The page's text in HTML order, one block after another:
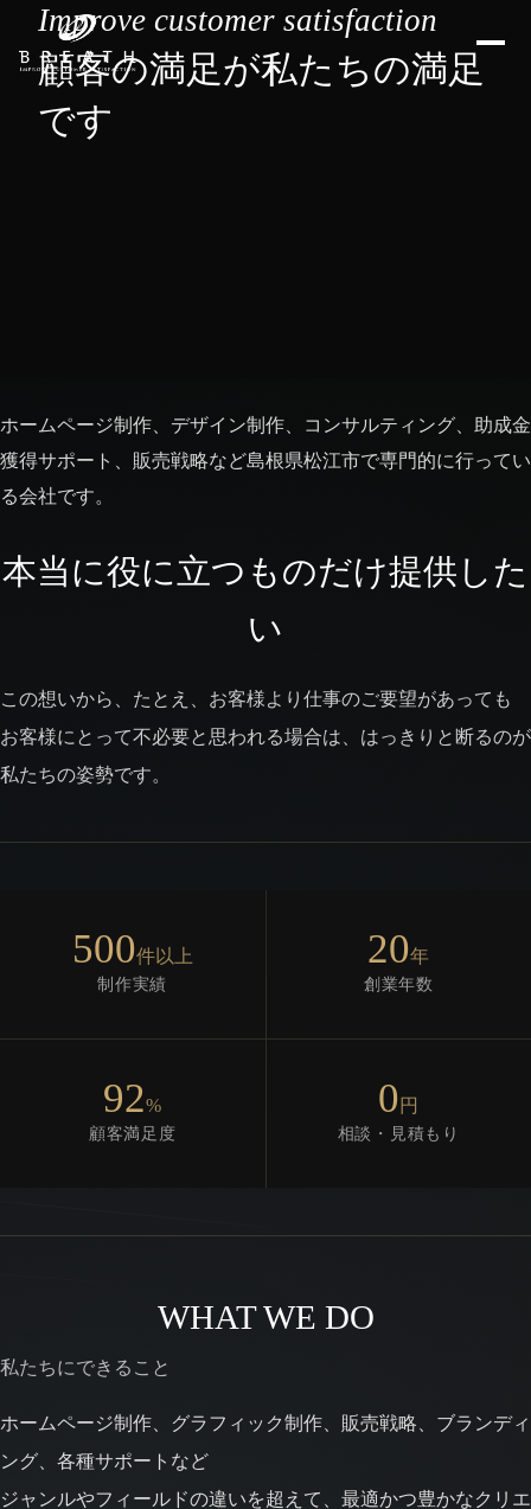
Improve customer satisfaction
顧客の満足が私たちの満足
です
ホームページ制作、デザイン制作、コンサルティング、助成金
獲得サポート、販売戦略など島根県松江市で専門的に行ってい
る会社です。
本当に役に立つものだけ提供した
い
この想いから、たとえ、お客様より仕事のご要望があっても
お客様にとって不必要と思われる場合は、はっきりと断るのが
私たちの姿勢です。
500件以上
制作実績
20年
創業年数
92%
顧客満足度
0 円
相談・見積もり
WHAT WE DO
私たちにできること
ホームページ制作、グラフィック制作、販売戦略、ブランディ
ング、各種サポートなど
ジャンルやフィールドの違いを超えて、最適かつ豊かなクリエ